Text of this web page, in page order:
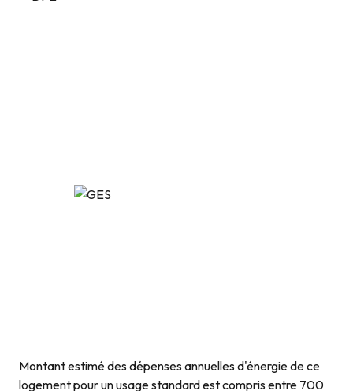
Montant estimé des dépenses annuelles d'énergie de ce
logement pour un usage standard est compris entre 700